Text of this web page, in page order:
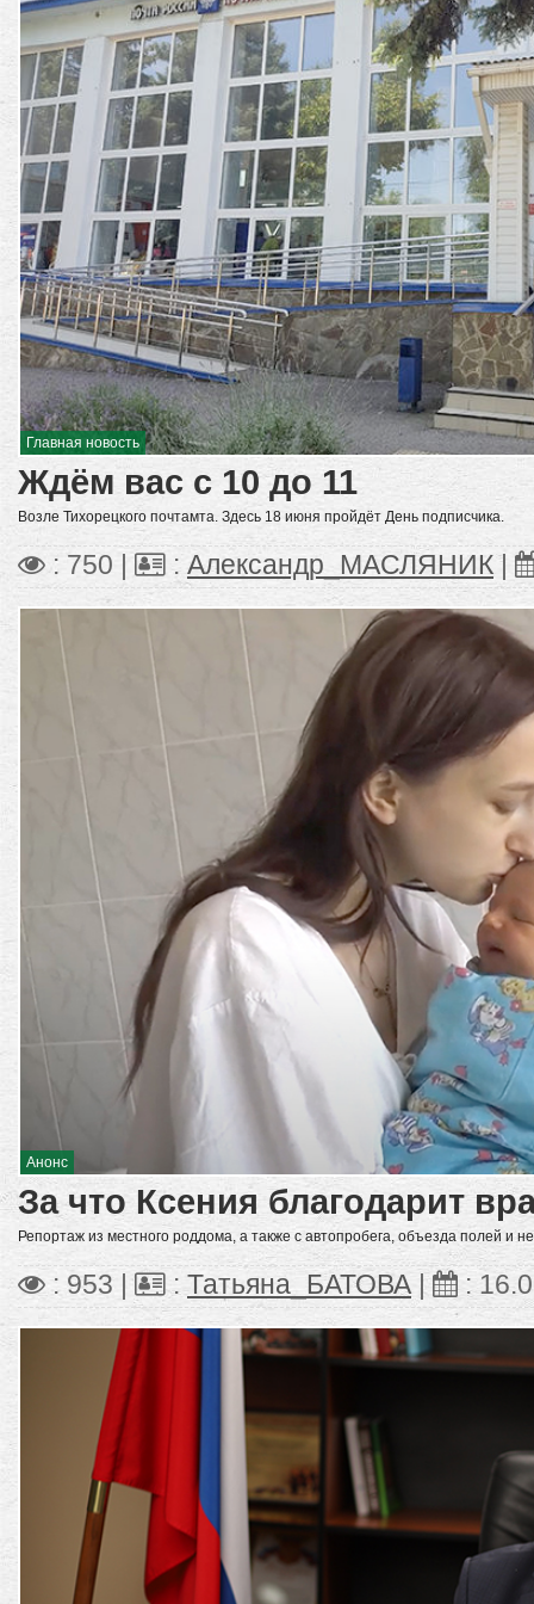
Главная новость
Ждём вас с 10 до 11
Возле Тихорецкого почтамта. Здесь 18 июня пройдёт День подписчика.
: 750 | : Александр_МАСЛЯНИК|
Анонс
За что Ксения благодарит
Репортаж из местного роддома, а также с автопробега, объезда полей и
: 953 | : Татьяна_БАТОВА | :